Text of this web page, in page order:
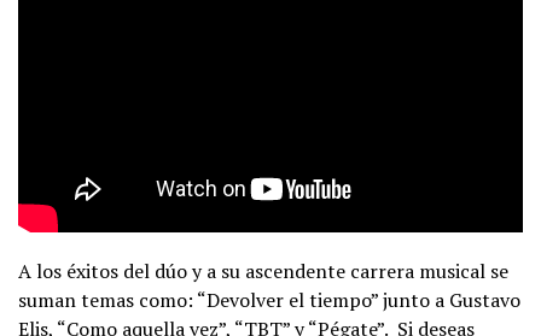
A los éxitos del dúo y a su ascendente carrera musical se
suman temas como: “Devolver el tiempo” junto a Gustavo
Elis, “Como aquella vez”, “TBT” y “Pégate”. Si deseas